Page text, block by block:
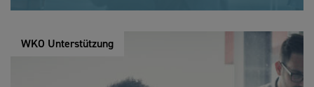
WKO Unterstützung